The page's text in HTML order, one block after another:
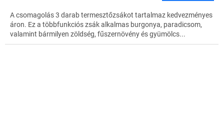
A csomagolás 3 darab termesztőzsákot tartalmaz kedvezményes
áron. Ez a többfunkciós zsák alkalmas burgonya, paradicsom,
valamint bármilyen zöldség, fűszernövény és gyümölcs...